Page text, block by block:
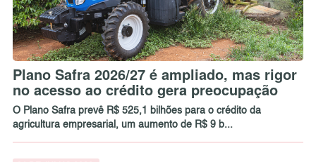
Plano Safra 2026/27 é ampliado, mas rigor
no acesso ao crédito gera preocupação
O Plano Safra prevê R$ 525,1 bilhões para o crédito da
agricultura empresarial, um aumento de R$ 9 b...